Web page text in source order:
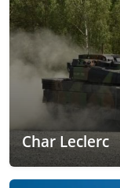
Char Leclerc